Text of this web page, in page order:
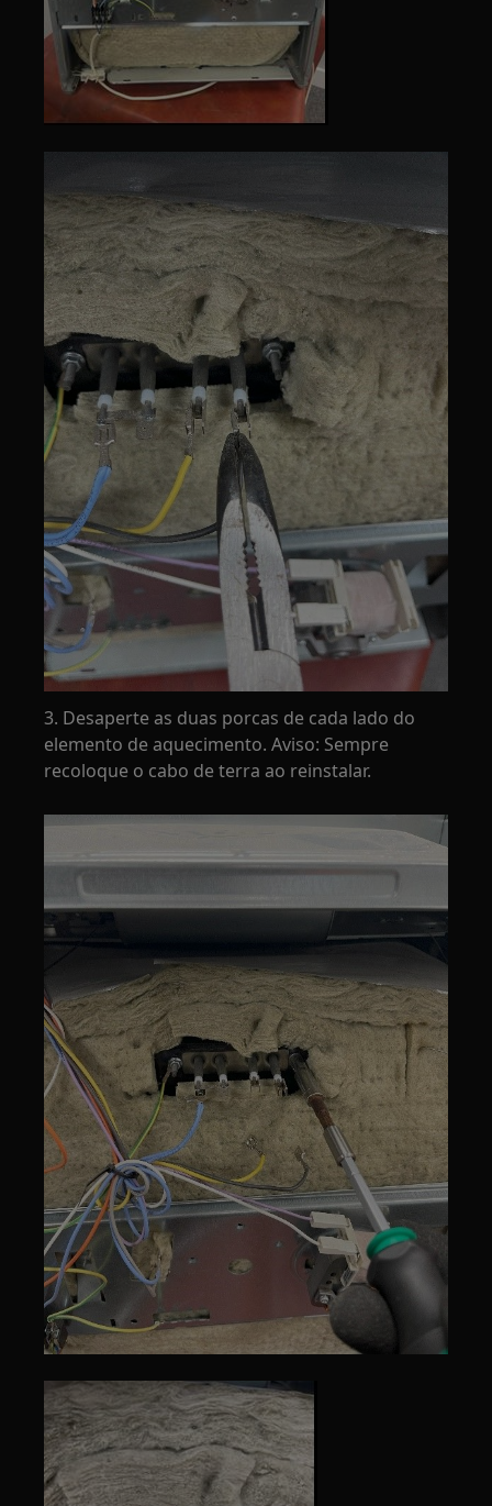
3. Desaperte as duas porcas de cada lado do
elemento de aquecimento. Aviso: Sempre
recoloque o cabo de terra ao reinstalar.